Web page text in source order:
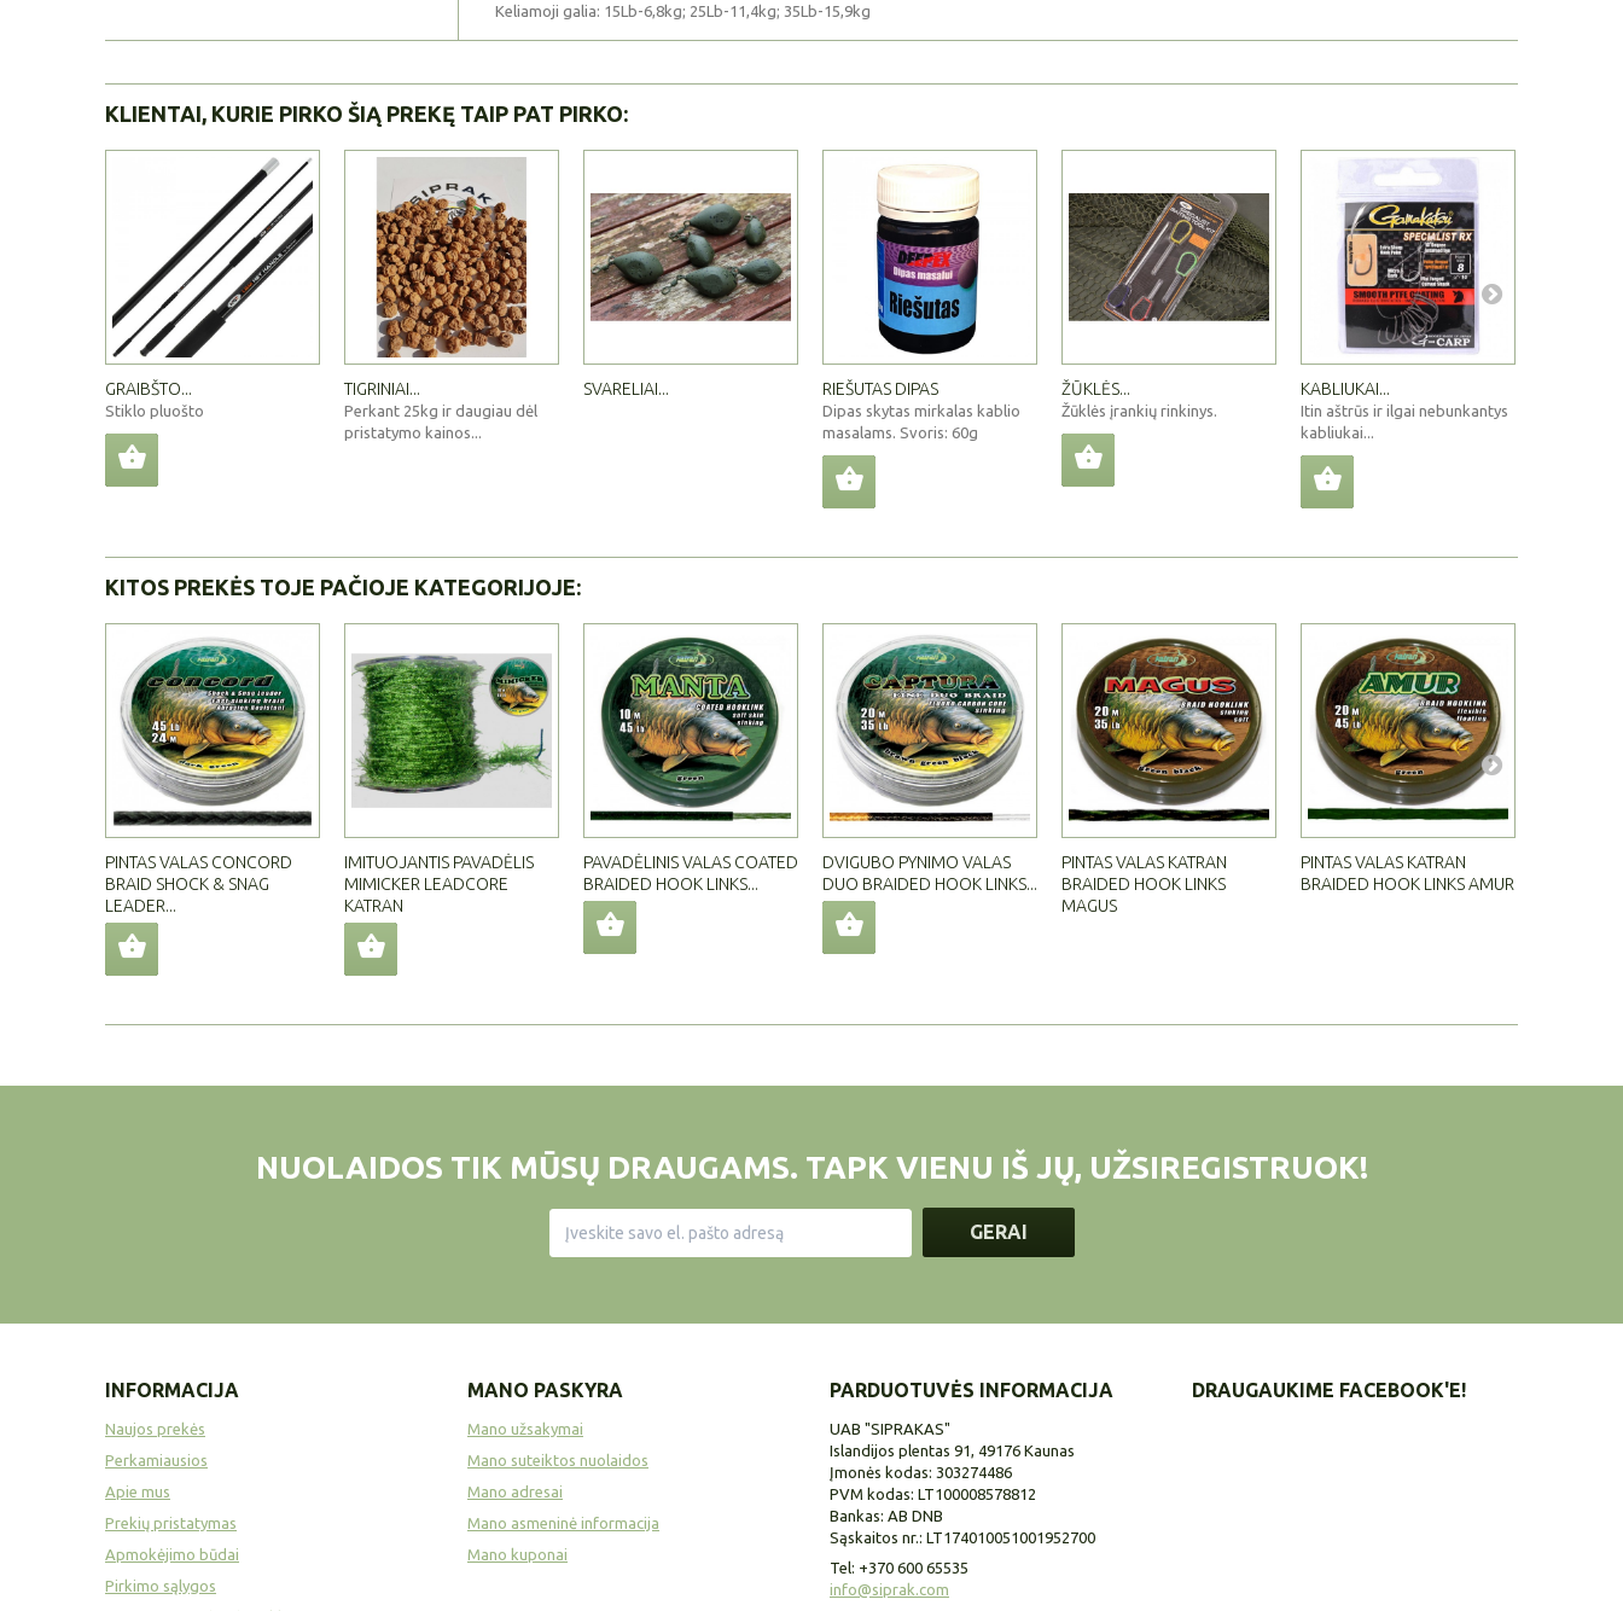
Keliamoji galia: 15Lb-6,8kg; 25Lb-11,4kg; 35Lb-15,9kg
KLIENTAI, KURIE PIRKO ŠIĄ PREKĘ TAIP PAT PIRKO:
GRAIBŠTO...
Stiklo pluošto
TIGRINIAI...
Perkant 25kg ir daugiau dėl
pristatymo kainos...
SVARELIAI... RIEŠUTAS DIPAS
Dipas skytas mirkalas kablio
masalams. Svoris: 60g
ŽŪKLĖS...
Žūklės įrankių rinkinys.
KABLIUKAI...
Itin aštrūs ir ilgai nebunkantys
kabliukai...
KITOS PREKĖS TOJE PAČIOJE KATEGORIJOJE:
PINTAS VALAS CONCORD
BRAID SHOCK & SNAG
LEADER...
IMITUOJANTIS PAVADĖLIS
MIMICKER LEADCORE
KATRAN
PAVADĖLINIS VALAS COATED
BRAIDED HOOK LINKS...
DVIGUBO PYNIMO VALAS
DUO BRAIDED HOOK LINKS...
PINTAS VALAS KATRAN
BRAIDED HOOK LINKS
MAGUS
PINTAS VALAS KATRAN
BRAIDED HOOK LINKS AMUR
NUOLAIDOS TIK MŪSŲ DRAUGAMS. TAPK VIENU IŠ JŲ, UŽSIREGISTRUOK!
GERAI
INFORMACIJA
Naujos prekės
Perkamiausios
Apie mus
Prekių pristatymas
Apmokėjimo būdai
Pirkimo sąlygos
MANO PASKYRA
Mano užsakymai
Mano suteiktos nuolaidos
Mano adresai
Mano asmeninė informacija
Mano kuponai
PARDUOTUVĖS INFORMACIJA
UAB "SIPRAKAS"
Islandijos plentas 91, 49176 Kaunas
Įmonės kodas: 303274486
PVM kodas: LT100008578812
Bankas: AB DNB
Sąskaitos nr.: LT174010051001952700
Tel: +370 600 65535
info@siprak.com
DRAUGAUKIME FACEBOOK'E!